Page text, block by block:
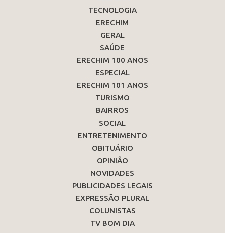
TECNOLOGIA
ERECHIM
GERAL
SAÚDE
ERECHIM 100 ANOS
ESPECIAL
ERECHIM 101 ANOS
TURISMO
BAIRROS
SOCIAL
ENTRETENIMENTO
OBITUÁRIO
OPINIÃO
NOVIDADES
PUBLICIDADES LEGAIS
EXPRESSÃO PLURAL
COLUNISTAS
TV BOM DIA